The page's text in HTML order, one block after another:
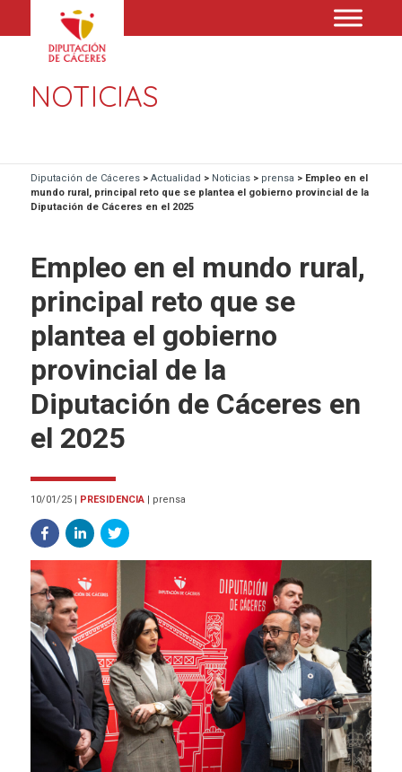
NOTICIAS
Diputación de Cáceres> Actualidad > Noticias> prensa > Empleo en el
mundo rural, principal reto que se plantea el gobierno provincial de la
Diputación de Cáceres en el 2025
Empleo en el mundo rural,
principal reto que se
plantea el gobierno
provincial de la
Diputación de Cáceres en
el 2025
10/01/25 | PRESIDENCIA | prensa